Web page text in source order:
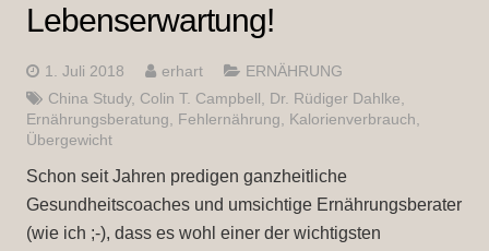
Lebenserwartung!
1. Juli 2018 erhart
ERNÄHRUNG
China Study, Colin T. Campbell Dr. Rüdiger Dahlke
Ernährungsberatung
Fehlernährung Kalorienverbrauch
Übergewicht
Schon seit Jahren predigen ganzheitliche
Gesundheitscoaches und umsichtige Ernährungsberater
(wie ich ;-), dass es wohl einer der wichtigsten